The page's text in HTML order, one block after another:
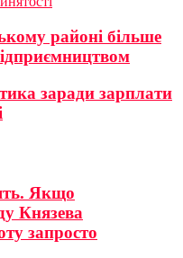
районі більше
заради зарплати
Якщо
Князева
запросто